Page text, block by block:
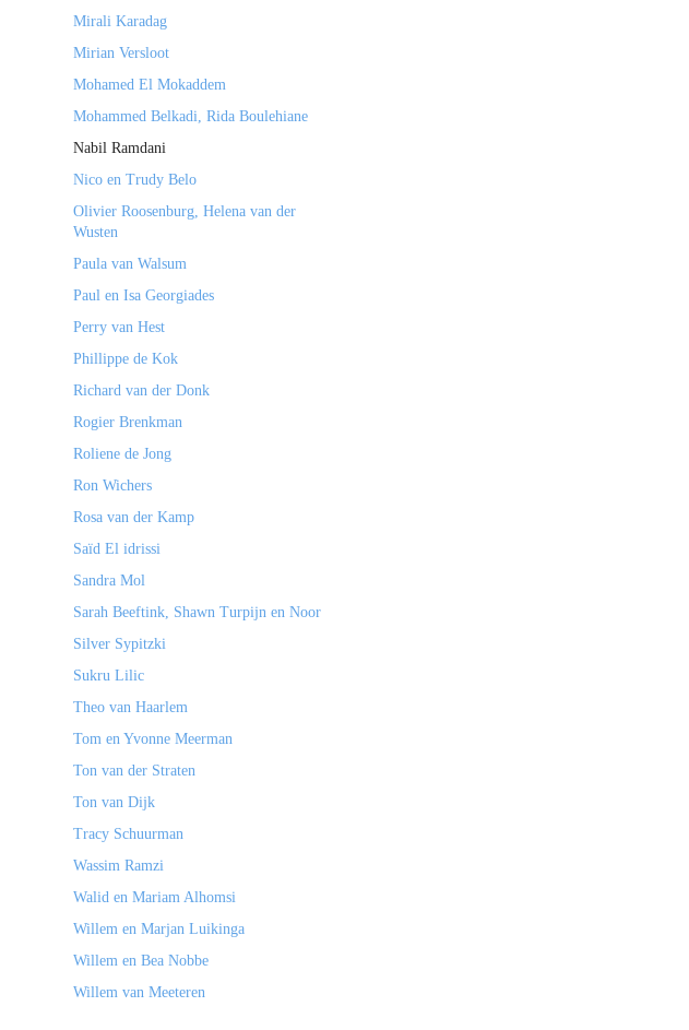
Mirali Karadag
Mirian Versloot
Mohamed El Mokaddem
Mohammed Belkadi, Rida Boulehiane
Nabil Ramdani
Nico en Trudy Belo
Olivier Roosenburg, Helena van der
Wusten
Paula van Walsum
Paul en Isa Georgiades
Perry van Hest
Phillippe de Kok
Richard van der Donk
Rogier Brenkman
Roliene de Jong
Ron Wichers
Rosa van der Kamp
Saïd El idrissi
Sandra Mol
Sarah Beeftink, Shawn Turpijn en Noor
Silver Sypitzki
Sukru Lilic
Theo van Haarlem
Tom en Yvonne Meerman
Ton van der Straten
Ton van Dijk
Tracy Schuurman
Wassim Ramzi
Walid en Mariam Alhomsi
Willem en Marjan Luikinga
Willem en Bea Nobbe
Willem van Meeteren